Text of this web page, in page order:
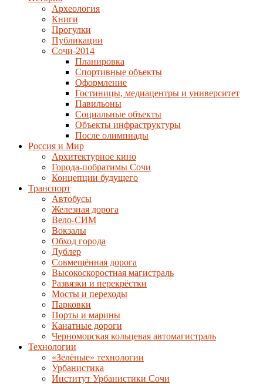
Археология
Книги
Прогулки
Публикации
Сочи-2014
Планировка
Спортивные объекты
Оформление
Гостиницы, медиацентры и университет
Павильоны
Социальные объекты
Объекты инфраструктуры
После олимпиады
Россия и Мир
Архитектурное кино
Города-побратимы Сочи
Концепции будущего
Транспорт
Автобусы
Железная дорога
Вело-СИМ
Вокзалы
Обход города
Дублер
Совмещённая дорога
Высокоскоростная магистраль
Развязки и перекрёстки
Мосты и переходы
Парковки
Порты и марины
Канатные дороги
Черноморская кольцевая автомагистраль
Технологии
«Зелёные» технологии
Урбанистика
Институт Урбанистики Сочи